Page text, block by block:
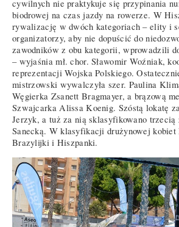
cywilnych nie praktykuje się przypinania
biodrowej na czas jazdy na rowerze. W
rywalizację w dwóch kategoriach – elity i
organizatorzy, aby nie dopuścić do
zawodników z obu kategorii, wprowadzili
– wyjaśnia mł. chor. Sławomir Woźniak,
reprezentacji Wojska Polskiego.
mistrzowski wywalczyła szer. Paulina
Węgierka Zsanett Bragmayer, a brązową
Szwajcarka Alissa Koenig. Szóstą lokatę
Jerzyk, a tuż za nią sklasyfikowano trzecią
Sanecką. W klasyfikacji drużynowej kobiet
Brazylijki i Hiszpanki.